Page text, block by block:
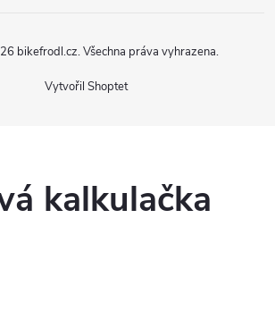
Vytvořil Shoptet
bikefrodl.cz. Všechna práva vyhrazena.
kalkulačka